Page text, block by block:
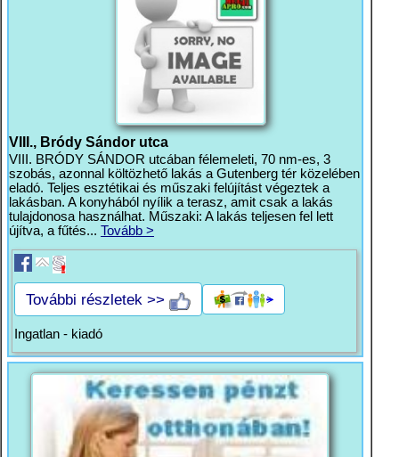
VIII., Bródy Sándor utca
VIII. BRÓDY SÁNDOR utcában félemeleti, 70 nm-es, 3
szobás, azonnal költözhető lakás a Gutenberg tér közelében
eladó. Teljes esztétikai és műszaki felújítást végeztek a
lakásban. A konyhából nyílik a terasz, amit csak a lakás
tulajdonosa használhat. Műszaki: A lakás teljesen fel lett
újítva, a fűtés... Tovább >
További részletek >>
Ingatlan - kiadó